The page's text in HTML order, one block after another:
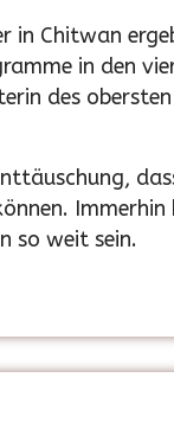
in Chitwan
in den
des
Immerhin
so weit sein.